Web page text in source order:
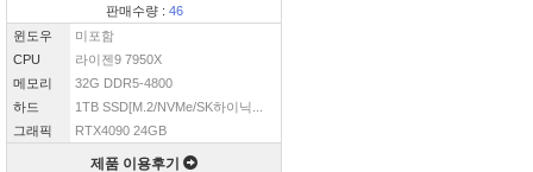
판매수량 : 46
윈도우
미포함
CPU
라이젠9 7950X
메모리
32G DDR5-4800
하드
1TB SSD[M.2/NVMe/SK하이닉...
그래픽
RTX4090 24GB
제품 이용후기